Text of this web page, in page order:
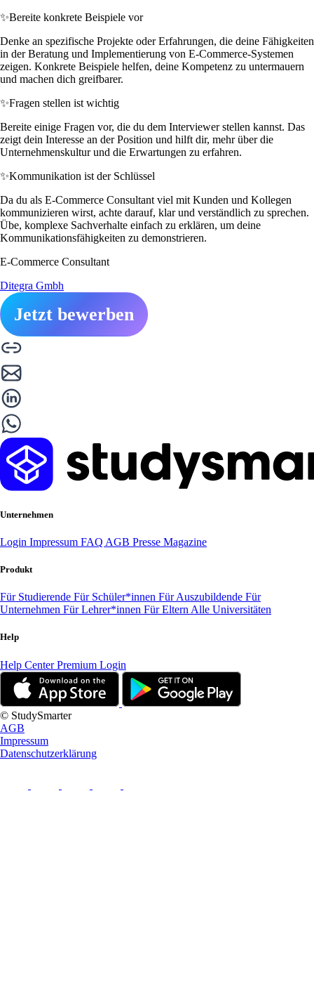
✨Bereite konkrete Beispiele vor
Denke an spezifische Projekte oder Erfahrungen, die deine Fähigkeiten
in der Beratung und Implementierung von E-Commerce-Systemen
zeigen. Konkrete Beispiele helfen, deine Kompetenz zu untermauern
und machen dich greifbarer.
✨Fragen stellen ist wichtig
Bereite einige Fragen vor, die du dem Interviewer stellen kannst. Das
zeigt dein Interesse an der Position und hilft dir, mehr über die
Unternehmenskultur und die Erwartungen zu erfahren.
✨Kommunikation ist der Schlüssel
Da du als E-Commerce Consultant viel mit Kunden und Kollegen
kommunizieren wirst, achte darauf, klar und verständlich zu sprechen.
Übe, komplexe Sachverhalte einfach zu erklären, um deine
Kommunikationsfähigkeiten zu demonstrieren.
E-Commerce Consultant
Ditegra Gmbh
Jetzt bewerben
Unternehmen
Login Impressum FAQ AGB Presse Magazine
Produkt
Für Studierende Für Schüler*innen Für Auszubildende Für
Unternehmen Für Lehrer*innen Für Eltern Alle Universitäten
Help
Help CenterPremium Login
© StudySmarter
AGB
Impressum
Datenschutzerklärung